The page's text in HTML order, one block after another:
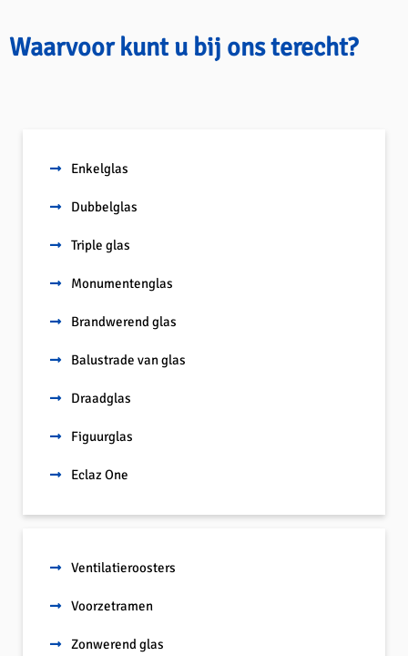
Waarvoor kunt u bij ons terecht?
Enkelglas
Dubbelglas
Triple glas
Monumentenglas
Brandwerend glas
Balustrade van glas
Draadglas
Figuurglas
Eclaz One
Ventilatieroosters
Voorzetramen
Zonwerend glas